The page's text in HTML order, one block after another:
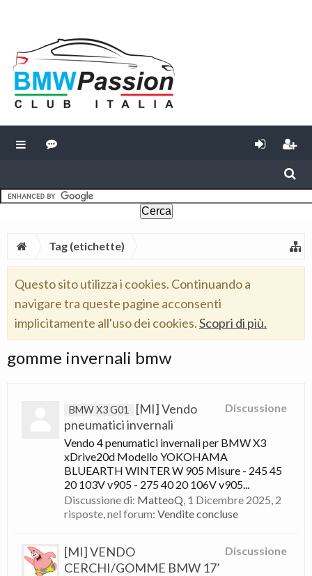
Tag (etichette)
Questo sito utilizza i cookies. Continuando a
navigare tra queste pagine acconsenti
implicitamente all'uso dei cookies.Scopri di più.
gomme invernali bmw
Discussione
BMW X3 G01
[MI] Vendo
pneumatici invernali
Vendo 4 penumatici invernali per BMW X3
xDrive20d Modello YOKOHAMA
BLUEARTH WINTER W 905 Misure - 245 45
20 103V v905 - 275 40 20 106V v905...
Discussione di: MatteoQ, 1 Dicembre 2025, 2
risposte, nel forum: Vendite concluse
Discussione
[MI] VENDO
CERCHI/GOMME BMW 17’